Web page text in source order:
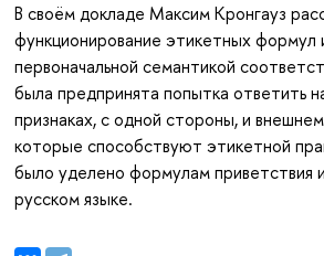
В своём докладе Максим Кронгауз
функционирование этикетных формул
первоначальной семантикой
была предпринята попытка ответить
признаках, с одной стороны, и
которые способствуют этикетной
было уделено формулам
русском языке.